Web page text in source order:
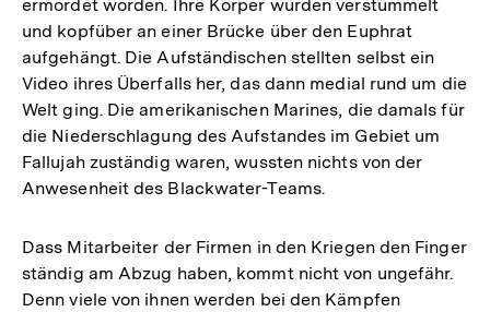
ermordet worden. Ihre Körper wurden verstümmelt
und kopfüber an einer Brücke über den Euphrat
aufgehängt. Die Aufständischen stellten selbst ein
Video ihres Überfalls her, das dann medial rund um die
Welt ging. Die amerikanischen Marines, die damals für
die Niederschlagung des Aufstandes im Gebiet um
Fallujah zuständig waren, wussten nichts von der
Anwesenheit des Blackwater-Teams.
Dass Mitarbeiter der Firmen in den Kriegen den Finger
ständig am Abzug haben, kommt nicht von ungefähr.
Denn viele von ihnen werden bei den Kämpfen